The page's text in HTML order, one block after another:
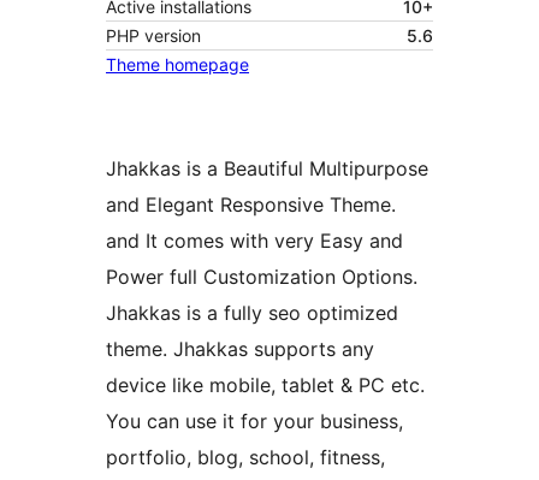
Active installations
10+
PHP version
5.6
Theme homepage
Jhakkas is a Beautiful Multipurpose
and Elegant Responsive Theme.
and It comes with very Easy and
Power full Customization Options.
Jhakkas is a fully seo optimized
theme. Jhakkas supports any
device like mobile, tablet & PC etc.
You can use it for your business,
portfolio, blog, school, fitness,